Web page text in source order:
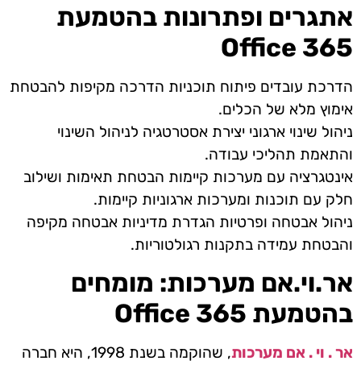
אתגרים ופתרונות בהטמעת
Office 365
הדרכת עובדים פיתוח תוכניות הדרכה מקיפות להבטחת
אימוץ מלא של הכלים.
ניהול שינוי ארגוני יצירת אסטרטגיה לניהול השינוי
והתאמת תהליכי עבודה.
אינטגרציה עם מערכות קיימות הבטחת תאימות ושילוב
חלק עם תוכנות ומערכות ארגוניות קיימות.
ניהול אבטחה ופרטיות הגדרת מדיניות אבטחה מקיפה
והבטחת עמידה בתקנות רגולטוריות.
אר.וי.אם מערכות: מומחים
בהטמעת
Office 365
אר . וי . אם מערכות
, שהוקמה בשנת 1998, היא חברה